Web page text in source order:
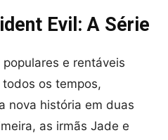
Evil: A Série
e rentáveis
os tempos,
nova história em duas
as irmãs Jade e